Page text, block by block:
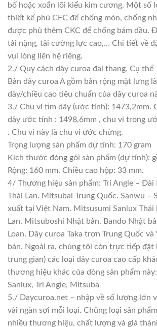
bố hoặc xoắn lõi kiểu kim cương. Một số
thiết kế phủ CFC để chống mòn, chống
được phủ thêm CKC để chống bám dầu.
tải nặng, tải cường lực cao,… Chi tiết về
vui lòng liên hệ riêng.
2./ Quy cách dây curoa đai thang. Cụ thể
Bản dây curoa A gồm bản rộng mặt lưng
dày/chiều cao tiêu chuẩn của dây curoa
3./ Chu vi tim dây (ước tính): 1473,2mm.
dây ước tính : 1498,6mm , chu vi trong
. Chu vi này là chu vi ước chừng.
Trọng lượng sản phẩm dự tính: 170 gram
Kích thước đóng gói sản phẩm (dự tính):
Rộng: 160 mm. Chiều cao hộp: 33 mm.
4/ Thương hiệu sản phẩm: Tri Angle – Đài
Thái Lan. Mitsubai Trung Quốc. Sanwu –
xuất tại Việt Nam. Mitsusumi Sanlux Thái
Lan. Mitsuboshi Nhật bản, Bando Nhật
Loan. Dây curoa Taka trơn Trung Quốc và
bản. Ngoài ra, chúng tôi còn trực tiếp đặt
trung gian) các loại dây curoa cao cấp
thương hiệu khác của dòng sản phẩm
Sanlux, Tri Angle, Mitsuba
5./ Daycuroa.net – nhập về số lượng lớn
vài ngàn sợi mỗi loại. Chủng loại sản
nhiều thương hiệu, chất lượng và giá